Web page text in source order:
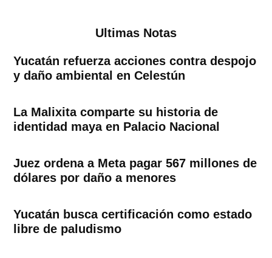
Ultimas Notas
Yucatán refuerza acciones contra despojo
y daño ambiental en Celestún
La Malixita comparte su historia de
identidad maya en Palacio Nacional
Juez ordena a Meta pagar 567 millones de
dólares por daño a menores
Yucatán busca certificación como estado
libre de paludismo